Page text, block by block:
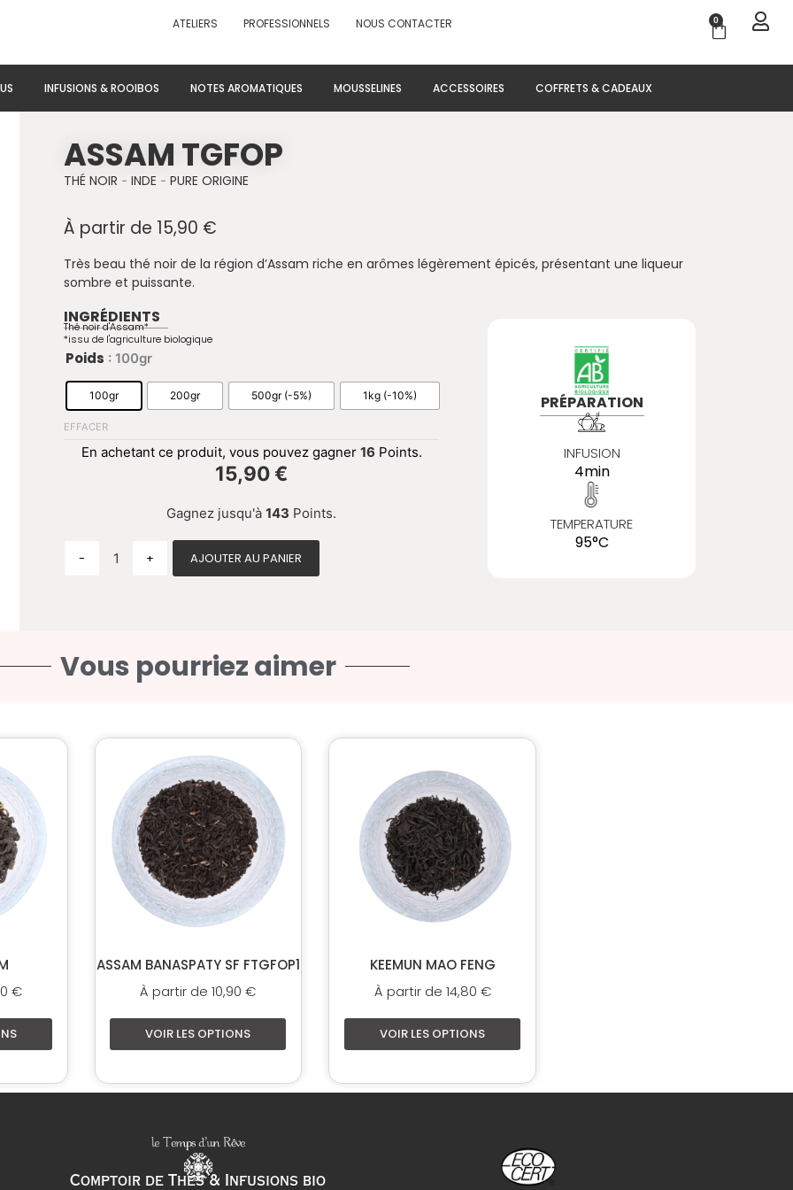
ATELIERS PROFESSIONNELS NOUS CONTACTER 0
Panier
INFUSIONS & ROOIBOS NOTES AROMATIQUES MOUSSELINES ACCESSOIRES COFFRETS & CADEAUX
ASSAM TGFOP
THÉ NOIR -INDE -PURE ORIGINE
À partir de 15,90 €
Très beau thé noir de la région d’Assam riche en arômes légèrement épicés, présentant une liqueur
sombre et puissante.
INGRÉDIENTS
Thé noir d'Assam*
*issu de l'agriculture biologique
Poids : 100gr
100gr 200gr 500gr (-5%) 1kg (-10%)
EFFACER
En achetant ce produit, vous pouvez gagner 16 Points.
15,90€
Gagnez jusqu'à143 Points.
quantité de Assam TGFOP
- + AJOUTER AU PANIER
PRÉPARATION
INFUSION
4min
TEMPERATURE
95°C
Vous pourriez aimer
€
ASSAM BANASPATY SF FTGFOP1
À partir de10,90€
VOIR LES OPTIONS
produit
a
plusieurs
variations.
Les
options
peuvent
être
sur
page
du
KEEMUN MAO FENG
À partir de 14,80 €
VOIR LES OPTIONS
produit
a
plusieurs
variations.
Les
options
peuvent
être
sur
page
du
Comptoir de Thés & Infusions bio